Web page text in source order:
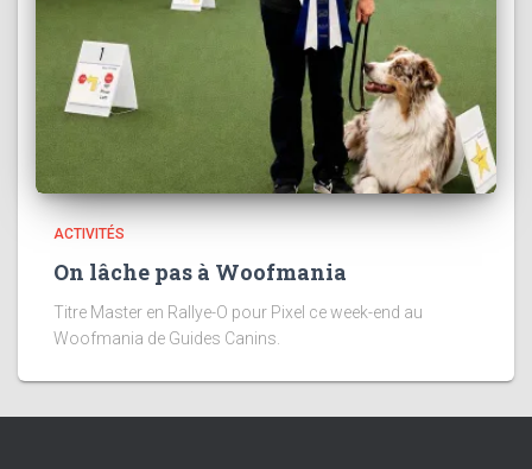
ACTIVITÉS
On lâche pas à Woofmania
Titre Master en Rallye-O pour Pixel ce week-end au
Woofmania de Guides Canins.